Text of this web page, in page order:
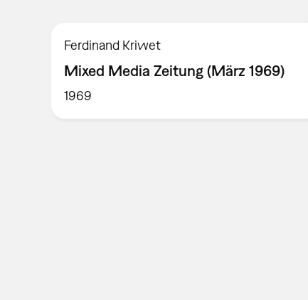
Ferdinand Kriwet
Mixed Media Zeitung (März 1969)
1969